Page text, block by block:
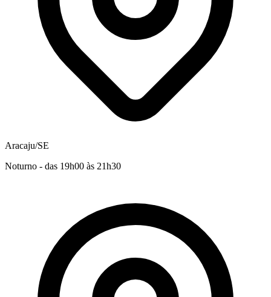
Aracaju/SE
Noturno - das 19h00 às 21h30